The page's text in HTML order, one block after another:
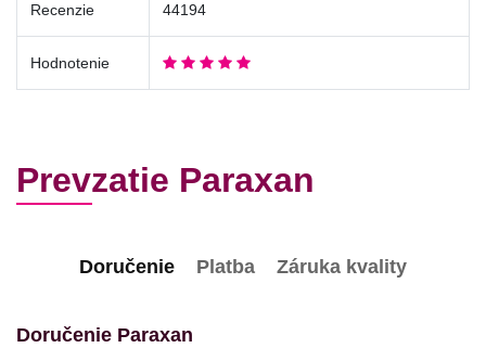
Recenzie 44194
Hodnotenie
Prevzatie Paraxan
Doručenie Platba Záruka kvality
Doručenie Paraxan